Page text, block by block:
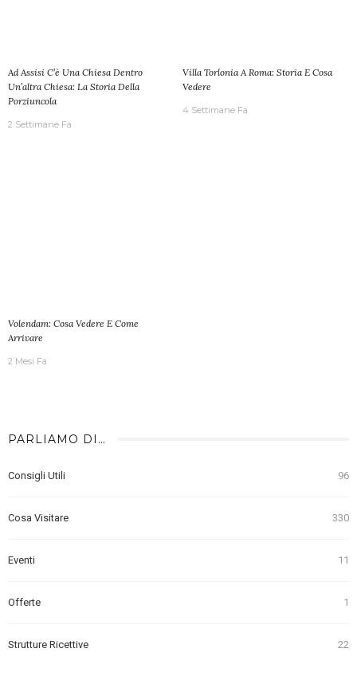
Ad Assisi C’è Una Chiesa Dentro
Un’altra Chiesa: La Storia Della
Porziuncola
2 Settimane Fa
Villa Torlonia A Roma: Storia E Cosa
Vedere
4 Settimane Fa
Volendam: Cosa Vedere E Come
Arrivare
2 Mesi Fa
PARLIAMO DI…
Consigli Utili 96
Cosa Visitare 330
Eventi 11
Offerte 1
Strutture Ricettive 22